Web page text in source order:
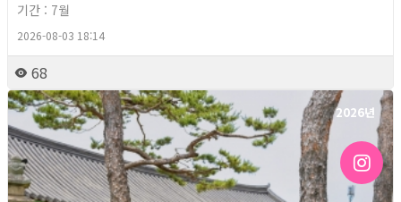
기간 : 7월
2026-08-03 18:14
68
2026년